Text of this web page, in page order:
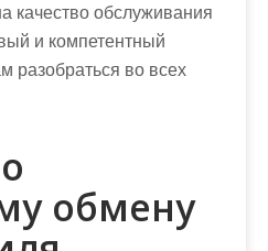
качество обслуживания
и компетентный
разобраться во всех
обмену